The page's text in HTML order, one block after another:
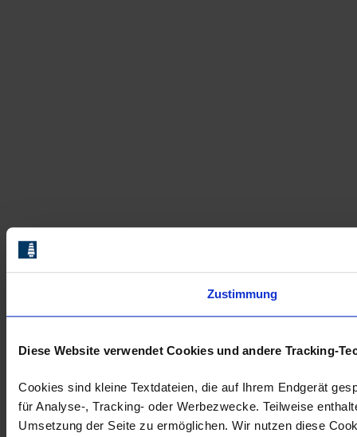
Zustimmung
Diese Website verwendet Cookies und andere Tracking-
Cookies sind kleine Textdateien, die auf Ihrem Endgerät
für Analyse-, Tracking- oder Werbezwecke. Teilweise
Umsetzung der Seite zu ermöglichen. Wir nutzen diese